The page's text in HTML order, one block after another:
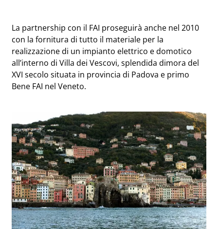
La partnership con il FAI proseguirà anche nel 2010
con la fornitura di tutto il materiale per la
realizzazione di un impianto elettrico e domotico
all’interno di Villa dei Vescovi, splendida dimora del
XVI secolo situata in provincia di Padova e primo
Bene FAI nel Veneto.